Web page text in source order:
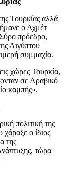
Τουρκίας αλλά
ο Αχμέτ
πρόεδρο,
Αιγύπτου
συμμαχία.
χώρες Τουρκία,
σε Αραβικό
καμπής».
πολιτική της
χάραξε ο ίδιος
της
τώρα